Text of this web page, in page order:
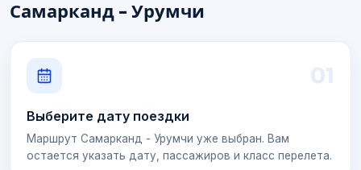
Самарканд - Урумчи
01
Выберите дату поездки
Маршрут Самарканд - Урумчи уже выбран. Вам
остается указать дату, пассажиров и класс перелета.